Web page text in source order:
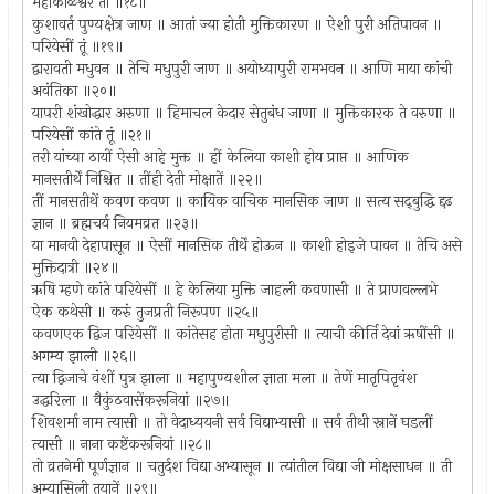
कुशावर्त पुण्यक्षेत्र जाण ॥ आतां ज्या होती मुक्तिकारण ॥ ऐशी पुरी अतिपावन ॥
परियेसीं तूं ॥१९॥
द्वारावती मधुवन ॥ तेचि मधुपुरी जाण ॥ अयोध्यापुरी रामभवन ॥ आणि माया कांची
अवंतिका ॥२०॥
यापरी शंखोद्धार अरुणा ॥ हिमाचल केदार सेतुबंध जाणा ॥ मुक्तिकारक ते वरुणा ॥
परियेसीं कांते तूं ॥२१॥
तरी यांच्या ठायीं ऐसी आहे मुक्त ॥ हीं केलिया काशी होय प्राप्त ॥ आणिक
मानसतीर्थें निश्चित ॥ तींही देती मोक्षातें ॥२२॥
तीं मानसतीथें कवण कवण ॥ कायिक वाचिक मानसिक जाण ॥ सत्य सद्‍बुद्धि द्दढ
ज्ञान ॥ ब्रह्मचर्य नियमव्रत ॥२३॥
या मानवी देहापासून ॥ ऐसीं मानसिक तीर्थें होऊन ॥ काशी होइजे पावन ॥ तेचि असे
मुक्तिदात्री ॥२४॥
ऋषि म्हणे कांते परियेसीं ॥ हे केलिया मुक्ति जाहली कवणासी ॥ ते प्राणवल्लभे
ऐक कथेसी ॥ करुं तुजप्रती निरूपण ॥२५॥
कवणएक द्विज परियेसीं ॥ कांतेसह होता मधुपुरीसी ॥ त्याची कीर्ति देवां ऋषींसी ॥
अगम्य झाली ॥२६॥
त्या द्विजाचे वंशीं पुत्र झाला ॥ महापुण्यशील ज्ञाता मला ॥ तेणें मातृपितृवंश
उद्धरिला ॥ वैकुंठवासेंकरूनियां ॥२७॥
शिवशर्मा नाम त्यासी ॥ तो वेदाध्ययनी सर्व विद्याभ्यासी ॥ सर्व तीथी स्नानें घडलीं
त्यासी ॥ नाना कष्टेंकरूनियां ॥२८॥
तो व्रतनेमी पूर्णज्ञान ॥ चतुर्दश विद्या अभ्यासून ॥ त्यांतील विद्या जी मोक्षसाधन ॥ ती
अम्यासिली तयानें ॥२९॥